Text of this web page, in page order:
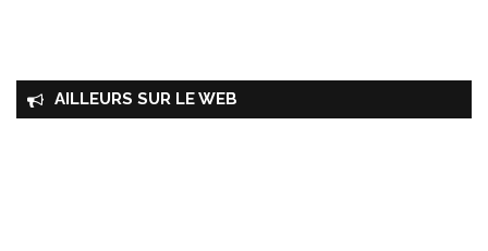
AILLEURS SUR LE WEB